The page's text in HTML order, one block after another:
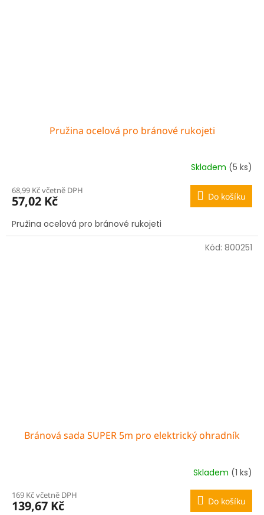
Pružina ocelová pro bránové rukojeti
Skladem (5 ks)
68,99 Kč včetně DPH
57,02 Kč Do košíku
Pružina ocelová pro bránové rukojeti
Bránová sada SUPER 5m pro elektrický ohradník
Skladem (1 ks)
169 Kč včetně DPH
139,67 Kč Do košíku
Kód: 800251